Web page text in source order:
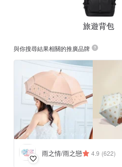
旅遊背包
與你搜尋結果相關的推廣品牌
雨之情/雨之戀 4.9 (622)